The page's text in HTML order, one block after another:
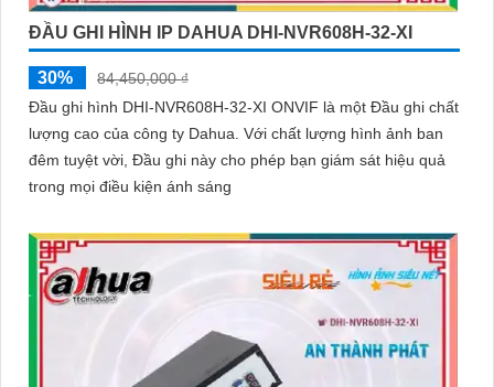
ĐẦU GHI HÌNH IP DAHUA DHI-NVR608H-32-XI
30%
84,450,000 ₫
Đầu ghi hình DHI-NVR608H-32-XI ONVIF là một Đầu ghi chất
lượng cao của công ty Dahua. Với chất lượng hình ảnh ban
đêm tuyệt vời, Đầu ghi này cho phép bạn giám sát hiệu quả
trong mọi điều kiện ánh sáng